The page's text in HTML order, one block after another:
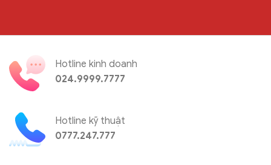
Hotline kinh doanh
024.9999.7777
Hotline kỹ thuật
0777.247.777